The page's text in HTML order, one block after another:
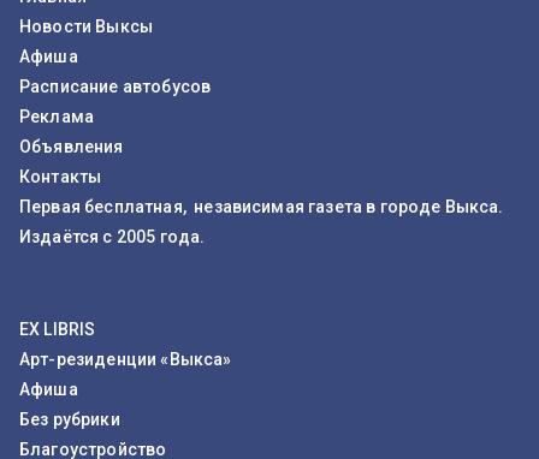
Новости Выксы
Афиша
Расписание автобусов
Реклама
Объявления
Контакты
Первая бесплатная, независимая газета в городе Выкса.
Издаётся с 2005 года.
EX LIBRIS
Арт-резиденции «Выкса»
Афиша
Без рубрики
Благоустройство